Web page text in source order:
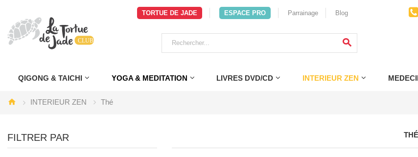
TORTUE DE JADE ESPACE PRO Parrainage Blog
QIGONG & TAICHI YOGA & MEDITATION LIVRES DVD/CD INTERIEUR ZEN
INTERIEUR ZEN Thé
THÉ
FILTRER PAR